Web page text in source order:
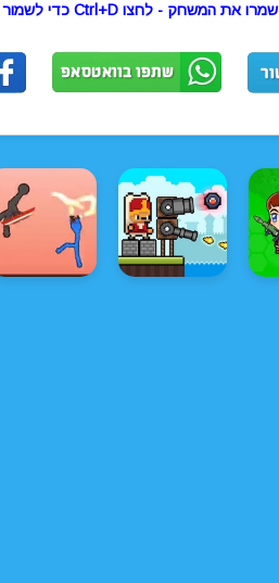
שמרו את המשחק - לחצו Ctrl+D כדי לשמור במועדפים או שתפו עם חברים